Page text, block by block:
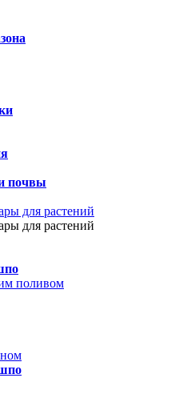
почвы
для растений
для растений
поливом